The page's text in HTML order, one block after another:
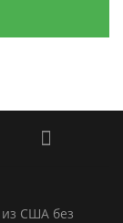
из США без